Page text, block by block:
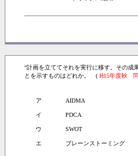
“計画を立ててそれを実行に移す。その成
とを示すものはどれか。 ( H15年度秋
ア AIDMA
イ PDCA
ウ SWOT
エ ブレーンストーミング